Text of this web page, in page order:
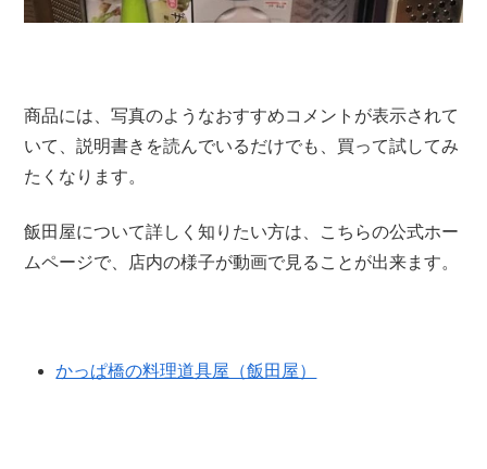
商品には、写真のようなおすすめコメントが表示されて
いて、説明書きを読んでいるだけでも、買って試してみ
たくなります。
飯田屋について詳しく知りたい方は、こちらの公式ホー
ムページで、店内の様子が動画で見ることが出来ます。
かっぱ橋の料理道具屋（飯田屋）